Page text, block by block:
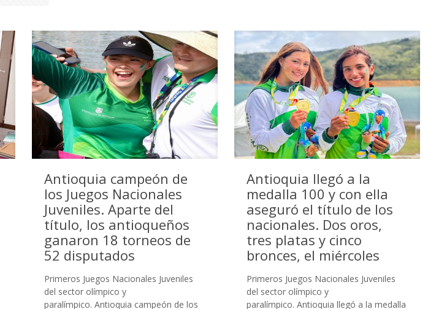
Antioquia campeón de
los Juegos Nacionales
Juveniles. Aparte del
título, los antioqueños
ganaron 18 torneos de
52 disputados
Primeros Juegos Nacionales Juveniles
del sector olímpico y
paralímpico. Antioquia campeón de los
Antioquia llegó a la
medalla 100 y con ella
aseguró el título de los
nacionales. Dos oros,
tres platas y cinco
bronces, el miércoles
Primeros Juegos Nacionales Juveniles
del sector olímpico y
paralímpico. Antioquia llegó a la medalla